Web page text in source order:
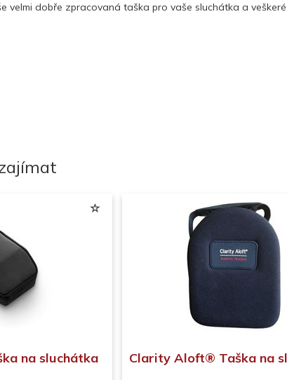
velmi dobře zpracovaná taška pro vaše sluchátka a
na sluchátka Clarity Aloft® Taška na